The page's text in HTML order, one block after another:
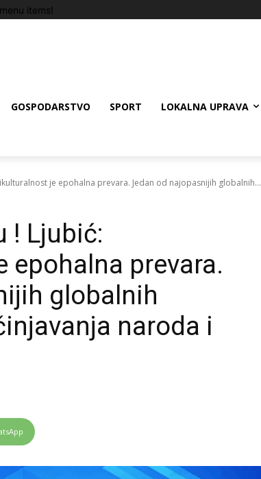
items!
GOSPODARSTVO SPORT LOKALNA UPRAVA
je epohalna prevara. Jedan od najopasnijih globalnih...
! Ljubić:
prevara.
globalnih
naroda i